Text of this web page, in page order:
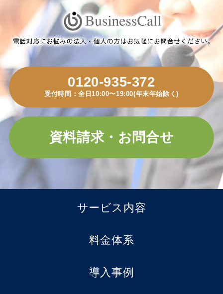
0120-935-372
受付時間：全日10:00〜19:00(年末年始除く)
資料請求・お問合せ
サービス内容
料金体系
導入事例